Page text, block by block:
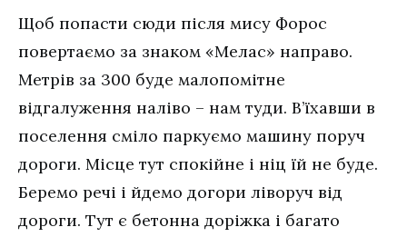
Щоб попасти сюди після мису Форос
повертаємо за знаком «Мелас» направо.
Метрів за 300 буде малопомітне
відгалуження наліво – нам туди. В’їхавши в
поселення сміло паркуємо машину поруч
дороги. Місце тут спокійне і ніц їй не буде.
Беремо речі і йдемо догори ліворуч від
дороги. Тут є бетонна доріжка і багато